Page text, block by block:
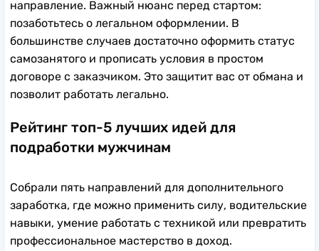
направление. Важный нюанс перед стартом:
позаботьтесь о легальном оформлении. В
большинстве случаев достаточно оформить статус
самозанятого и прописать условия в простом
договоре с заказчиком. Это защитит вас от обмана и
позволит работать легально.
Рейтинг топ-5 лучших идей для
подработки мужчинам
Собрали пять направлений для дополнительного
заработка, где можно применить силу, водительские
навыки, умение работать с техникой или превратить
профессиональное мастерство в доход.